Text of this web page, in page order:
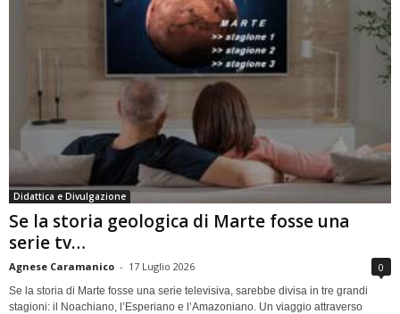
Didattica e Divulgazione
Se la storia geologica di Marte fosse una
serie tv…
Agnese Caramanico - 17 Luglio 2026 0
Se la storia di Marte fosse una serie televisiva, sarebbe divisa in tre grandi
stagioni: il Noachiano, l’Esperiano e l’Amazoniano. Un viaggio attraverso